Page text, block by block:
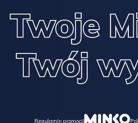
Regulamin promocji